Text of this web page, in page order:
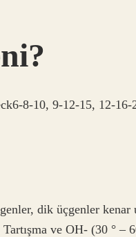
8-10, 9-12-15, 12-
dik üçgenler
ve OH- (30 ° –